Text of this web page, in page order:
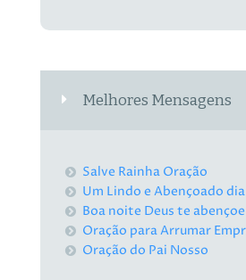
Melhores Mensagens
Salve Rainha Oração
Um Lindo e Abençoado
Boa noite Deus te abençoe
Oração para Arrumar
Oração do Pai Nosso